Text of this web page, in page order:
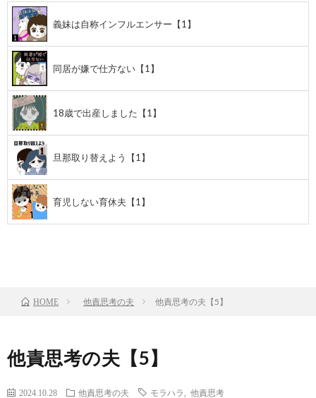
義妹は自称インフルエンサー【1】
同居が嫌で仕方ない【1】
18歳で出産しました【1】
旦那取り替えよう【1】
育児しない育休夫【1】
HOME 他責思考の夫 他責思考の夫【5】
他責思考の夫【5】
2024.10.28 他責思考の夫 モラハラ 他責思考